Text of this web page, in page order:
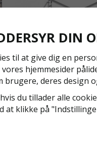
NYA REGLER FÖR
EN1004:2020
Även om det kan
regler för
DIN
til at give dig en
hjemmesider
brugere, deres design
du tillader alle
at klikke på